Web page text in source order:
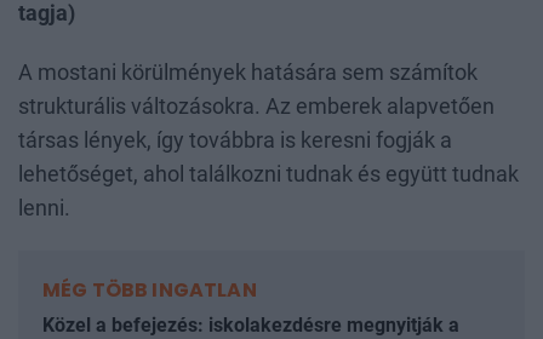
tagja)
A mostani körülmények hatására sem számítok
strukturális változásokra. Az emberek alapvetően
társas lények, így továbbra is keresni fogják a
lehetőséget, ahol találkozni tudnak és együtt tudnak
lenni.
MÉG TÖBB INGATLAN
Közel a befejezés: iskolakezdésre megnyitják a